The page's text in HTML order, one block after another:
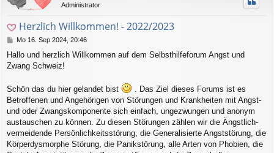
Administrator
Herzlich Willkommen! - 2022/2023
B
i
t
a
g
Mo 16. Sep 2024, 20:46
Hallo und herzlich Willkommen auf dem Selbsthilfeforum Angst und
Zwang Schweiz!
Schön das du hier gelandet bist
. Das Ziel dieses Forums ist es
Betroffenen und Angehörigen von Störungen und Krankheiten mit Angst-
und oder Zwangskomponente sich einfach, ungezwungen und anonym
austauschen zu können. Zu diesen Störungen zählen wir die Ängstlich-
vermeidende Persönlichkeitsstörung, die Generalisierte Angststörung, die
Körperdysmorphe Störung, die Panikstörung, alle Arten von Phobien, die